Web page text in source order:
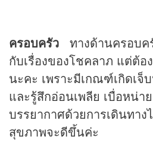
ครอบครัว ทางด้านครอบค
กับเรื่องของโชคลาภ แต่ต้อ
นะคะ เพราะมีเกณฑ์เกิดเจ็
และรู้สึกอ่อนเพลีย เบื่อหน่า
บรรยากาศด้วยการเดินทา
สุขภาพจะดีขึ้นค่ะ